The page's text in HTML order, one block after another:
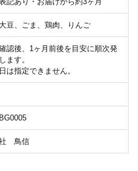
豆、ごま、鶏肉、りんご
認後、1ヶ月前後を目安に順次発
ます。
は指定できません。
鳥信